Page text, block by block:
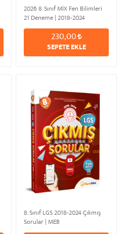
2026 8. Sınıf MİX Fen Bilimleri
21 Deneme | 2018-2024
230,00
SEPETE EKLE
8. Sınıf LGS 2018-2024 Çıkmış
Sorular | MEB